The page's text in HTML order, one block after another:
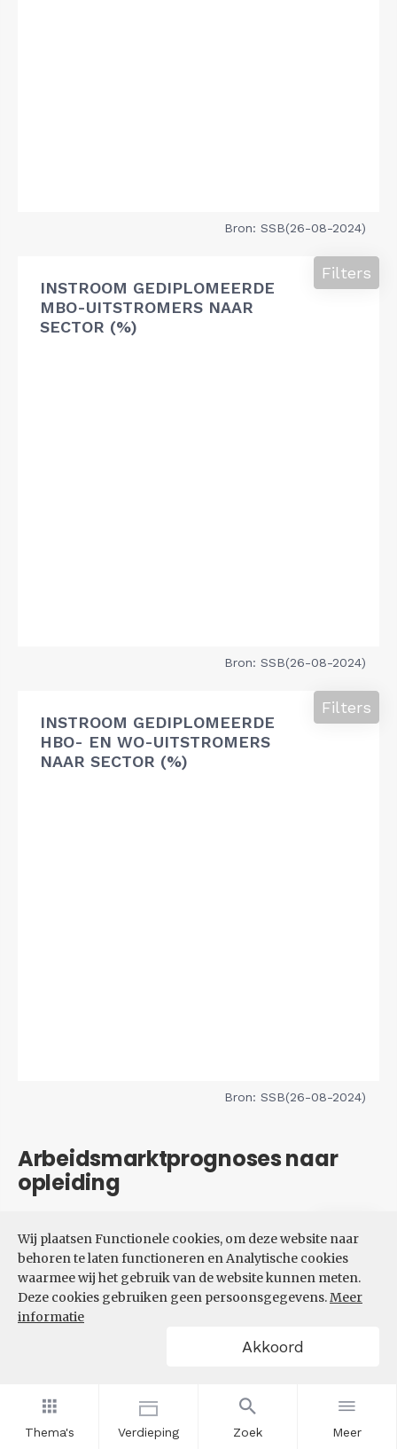
Thema's Verdieping Zoek Meer
Wij plaatsen Functionele cookies, om deze website naar
behoren te laten functioneren en Analytische cookies
waarmee wij het gebruik van de website kunnen meten.
Deze cookies gebruiken geen persoonsgegevens.Meer
informatie
Akkoord
Bron: SSB(26-08-2024)
INSTROOM GEDIPLOMEERDE
MBO-UITSTROMERS NAAR
SECTOR (%)
Filters
Bron: SSB(26-08-2024)
INSTROOM GEDIPLOMEERDE
HBO- EN WO-UITSTROMERS
NAAR SECTOR (%)
Filters
Bron: SSB(26-08-2024)
Arbeidsmarktprognoses naar
opleiding
VERWACHTE UITBREIDINGS-
EN VERVANGINGSVRAAG NAAR
OPLEIDINGSNIVEAU
Filters